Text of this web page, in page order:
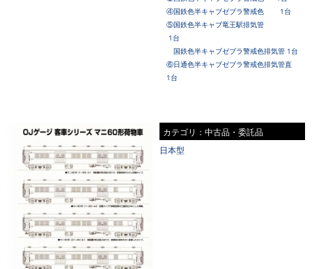
④国鉄色半キャブゼブラ警戒色 1台
⑤国鉄色半キャブ竜王駅排気管
1台
国鉄色半キャブゼブラ警戒色排気管 1台
⑥日通色半キャブゼブラ警戒色排気管直
1台
カテゴリ：中古品・委託品
日本型